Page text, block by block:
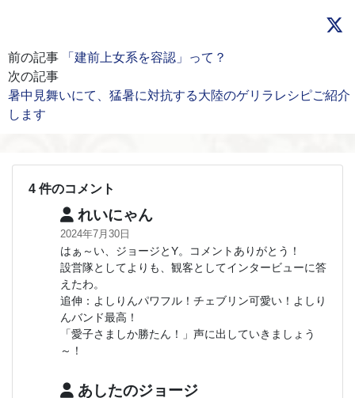
前の記事
「建前上女系を容認」って？
次の記事
暑中見舞いにて、猛暑に対抗する大陸のゲリラレシピご紹介
します
4 件のコメント
れいにゃん
2024年7月30日
はぁ～い、ジョージとY。コメントありがとう！
設営隊としてよりも、観客としてインタービューに答
えたわ。
追伸：よしりんパワフル！チェブリン可愛い！よしり
んバンド最高！
「愛子さましか勝たん！」声に出していきましょう
～！
あしたのジョージ